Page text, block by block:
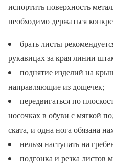
испортить поверхность
необходимо держаться
брать листы
рукавицах за края линии
поднятие изделий на
направляющие из дощечек;
передвигаться по
носочках в обуви с мягкой
ската, и одна нога обязана
нельзя наступать на
подгонка и резка листов